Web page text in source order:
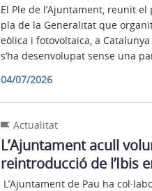
El Ple de l’Ajuntament, reunit
pla de la Generalitat que
eòlica i fotovoltaica, a
s’ha desenvolupat sense una
04/07/2026
Actualitat
L’Ajuntament acull
reintroducció de l’Ibis
L’Ajuntament de Pau ha